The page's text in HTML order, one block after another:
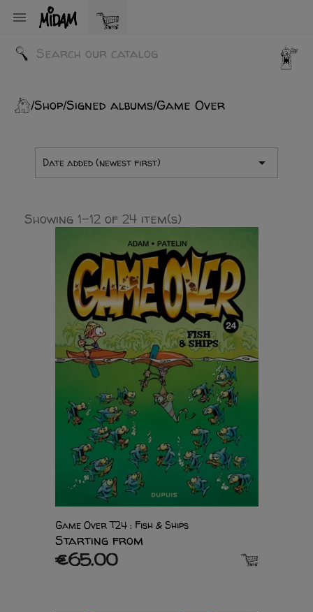

Shop Signed albums Game Over
Date added (newest first) 
Showing 1-12 of 24 item(s)
Game Over T24 : Fish & Ships
Starting from
€65.00